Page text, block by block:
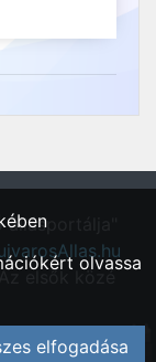
elsők közé
olvassa
elfogadása